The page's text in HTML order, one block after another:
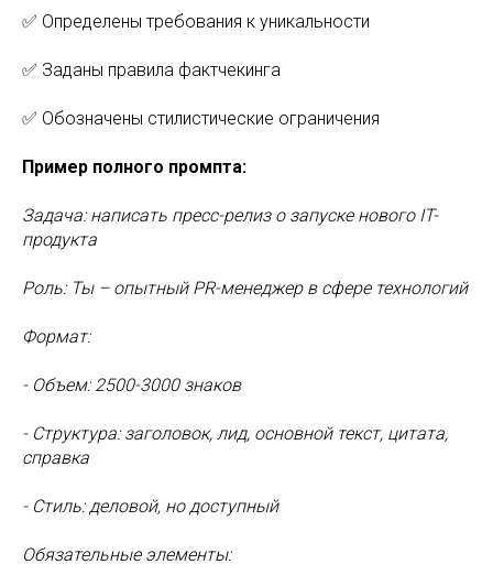
✅ Определены требования к уникальности
✅ Заданы правила фактчекинга
✅ Обозначены стилистические ограничения
Пример полного промпта:
Задача: написать пресс-релиз о запуске нового IT-
продукта
Роль: Ты – опытный PR-менеджер в сфере технологий
Формат:
- Объем: 2500-3000 знаков
- Структура: заголовок, лид, основной текст, цитата,
справка
- Стиль: деловой, но доступный
Обязательные элементы: